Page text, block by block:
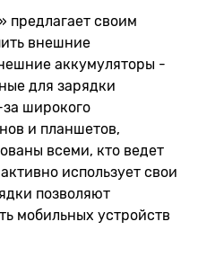
предлагает своим
внешние
аккумуляторы -
для зарядки
широкого
и планшетов,
всеми, кто ведет
использует свои
позволяют
мобильных устройств